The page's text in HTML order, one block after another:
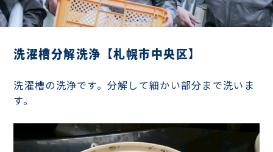
洗濯槽分解洗浄【札幌市中央区】
洗濯槽の洗浄です。分解して細かい部分まで洗いま
す。